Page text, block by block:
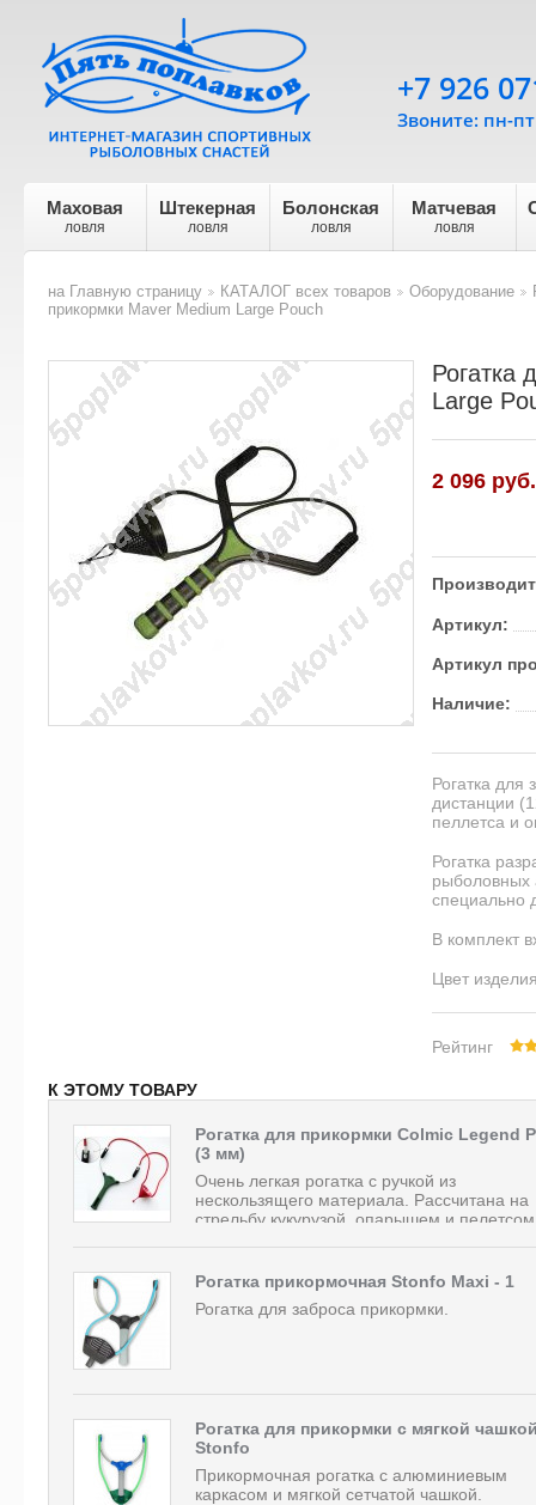
Маховая
ловля
Штекерная
ловля
Болонская
ловля
Матчевая
ловля
+7 926
Звоните: пн-
на Главную страницу
>
КАТАЛОГ всех товаров
Оборудование
прикормки Maver Medium Large Pouch
Рогатка
Large
2 096 руб.
Артикул:
Артикул
Наличие:
Рогатка для
дистанции
пеллетса и
Рогатка
рыболовных
специально
В комплект
Цвет
Рейтинг
К ЭТОМУ ТОВАРУ
Рогатка для прикормки Colmic Legend
(3 мм)
Очень легкая рогатка с ручкой из
нескользящего материала. Рассчитана на
стрельбу кукурузой, опарышем и
Рогатка прикормочная Stonfo Maxi - 1
Рогатка для заброса прикормки.
Рогатка для прикормки с мягкой
Stonfo
Прикормочная рогатка с алюминиевым
каркасом и мягкой сетчатой чашкой.